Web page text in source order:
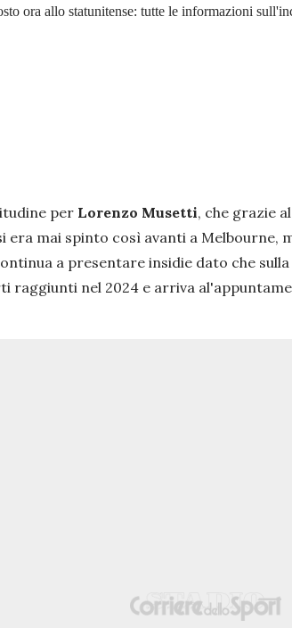
ora allo statunitense: tutte le informazioni
per Lorenzo Musetti, che grazie al
era mai spinto così avanti a Melbourne,
a presentare insidie dato che
raggiunti nel 2024 e arriva